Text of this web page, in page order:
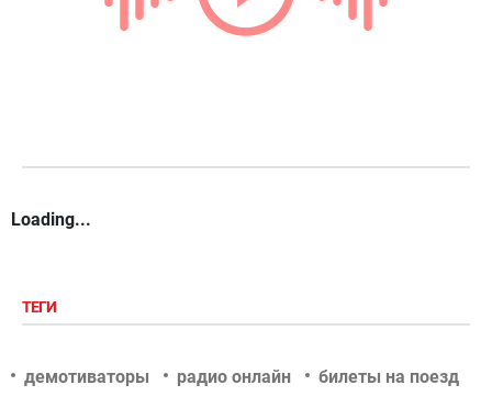
Loading...
ТЕГИ
демотиваторы радио онлайн билеты на поезд